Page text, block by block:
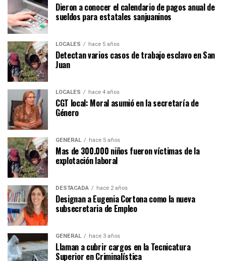
Dieron a conocer el calendario de pagos anual de
sueldos para estatales sanjuaninos
LOCALES hace 5 años
Detectan varios casos de trabajo esclavo en San
Juan
LOCALES hace 4 años
CGT local: Moral asumió en la secretaría de
Género
GENERAL hace 5 años
Mas de 300.000 niños fueron víctimas de la
explotación laboral
DESTACADA hace 2 años
Designan a Eugenia Cortona como la nueva
subsecretaria de Empleo
GENERAL hace 3 años
Llaman a cubrir cargos en la Tecnicatura
Superior en Criminalística